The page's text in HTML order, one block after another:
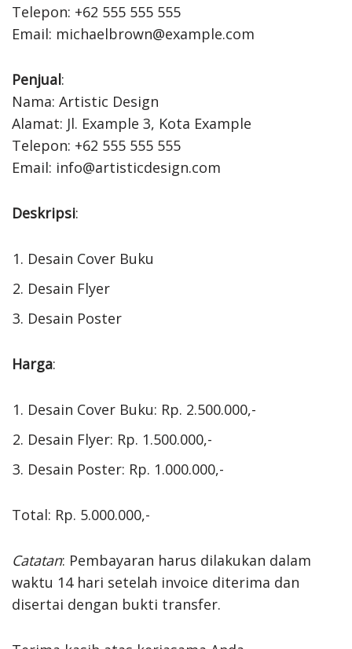
Telepon: +62 555 555 555
Email: michaelbrown@example.com
Penjual:
Nama: Artistic Design
Alamat: Jl. Example 3, Kota Example
Telepon: +62 555 555 555
Email: info@artisticdesign.com
Deskripsi:
Desain Cover Buku
Desain Flyer
Desain Poster
Harga:
Desain Cover Buku: Rp. 2.500.000,-
Desain Flyer: Rp. 1.500.000,-
Desain Poster: Rp. 1.000.000,-
Total: Rp. 5.000.000,-
Catatan: Pembayaran harus dilakukan dalam
waktu 14 hari setelah invoice diterima dan
disertai dengan bukti transfer.